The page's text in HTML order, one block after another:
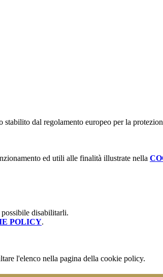
dal regolamento europeo per la
ed utili alle finalità illustrate nella
disabilitarli.
POLICY.
l'elenco nella pagina della cookie policy.